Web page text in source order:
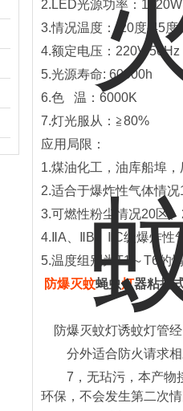
2.LED光源功率：1×20W
3.情况温度：-20度-45度
4.额定电压：220V/50Hz
5.光源寿命: 60000h
6.色 温：6000K
7.灯光服从：≧80%
应用局限：
1.煤油化工，油库船埠
2.适合于爆炸性气体情
3.可燃性粉尘情况20区
4.ⅡA、ⅡB、ⅡC级爆炸性
5.温度组别为T1～T6的
防爆灭蚊蝇虫灯器粘捕
防爆灭蚊灯诱蚊灯管
分外适合防火请求相
7，无玷污，本产物接
环保，不会发生第二次